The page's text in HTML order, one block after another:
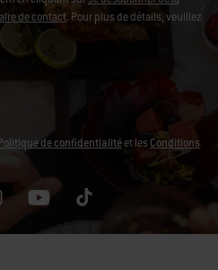
à l'ide d'outils de suivi. Vous pouvez
en cliquant surse désabonner de la
de contact
. Pour plus de détails, veuillez
Conditions